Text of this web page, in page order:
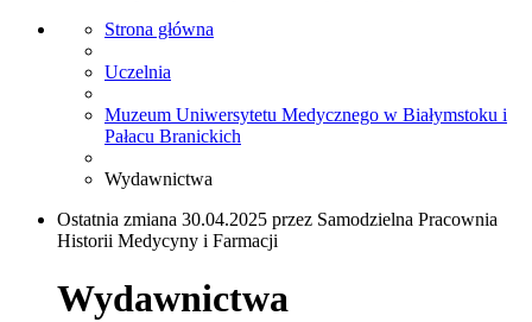
Strona główna
Uczelnia
Muzeum Uniwersytetu Medycznego w Białymstoku i
Pałacu Branickich
Wydawnictwa
Ostatnia zmiana 30.04.2025 przez Samodzielna Pracownia
Historii Medycyny i Farmacji
Wydawnictwa